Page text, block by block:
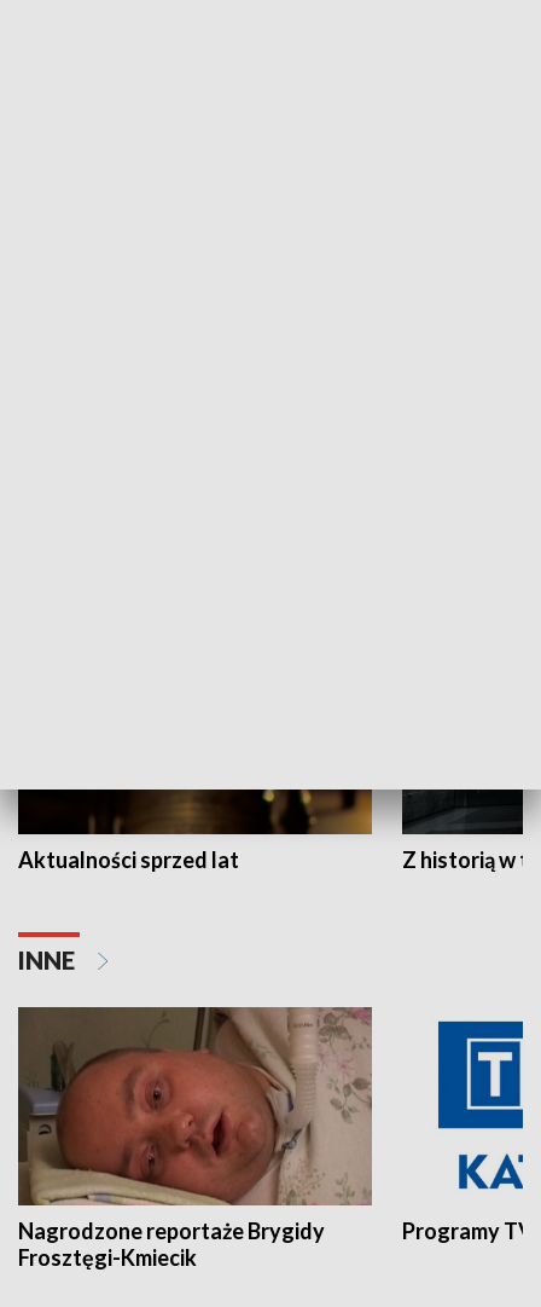
Aktualności sprzed lat Z historią w
INNE
Nagrodzone reportaże Brygidy
Frosztęgi-Kmiecik
Programy